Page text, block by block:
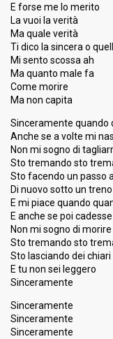
Ranking Tele 4
Press
Radio 2
Percent Total 17.1%
Public
E forse me lo merito
La vuoi la verità
Ma quale verità
Ti dico la sincera o
Mi sento scossa ah
Ma quanto male fa
Come morire
Ma non capita
Sinceramente quando
Anche se a volte mi
Non mi sogno di
Sto tremando sto
Sto facendo un passo
Di nuovo sotto un treno
E mi piace quando
E anche se poi
Non mi sogno di
Sto tremando sto
Sto lasciando dei
E tu non sei leggero
Sinceramente
Sinceramente
Sinceramente
Sinceramente